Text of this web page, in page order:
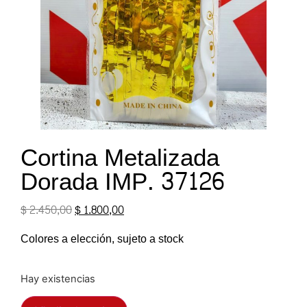
Cortina Metalizada
Dorada IMP. 37126
$2.450,00$1.800,00
Colores a elección, sujeto a stock
Hay existencias